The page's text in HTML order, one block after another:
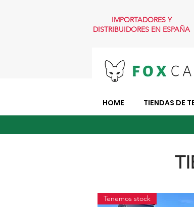
IMPORTADORES Y
DISTRIBUIDORES EN ESPAÑA
Tenemos stock
HOME TIENDAS DE